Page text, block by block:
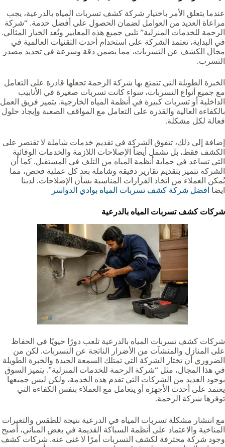
عندما يتعلق الأمر باختيار شركة كشف تسربات المياه بالدرعية، يجب
مراعاة العديد من العوامل لضمان الحصول على أفضل خدمة. “شركة
الرحمة للخدمات المنزلية” تلبي جميع هذه المعايير وتُعد الخيار المثالي.
في البداية، تعتمد الشركة على استخدام أحدث التقنيات العالمية في
مجال الكشف عن التسربات، مما يضمن دقة وسرعة في تحديد مصدر
التسرب.
الخبرة الطويلة التي تتمتع بها شركة الرحمة تجعلها قادرة على التعامل
مع جميع أنواع التسربات، سواء كانت تسربات صغيرة في الأنابيب
الداخلية أو تسربات كبيرة في أنظمة المياه الخارجية. يتميز فريق العمل
بالكفاءة العالية والقدرة على التعامل مع المواقف الصعبة وإيجاد حلول
فعالة لكل مشكلة.
إضافة إلى ذلك، تتفوق الشركة في تقديم خدمات شاملة لا تقتصر على
الكشف فقط، بل تشمل أيضاً الإصلاحات اللازمة والخدمات الوقائية
التي تساعد في حماية أنظمة المياه من التلف في المستقبل. كما أن
الشركة تتميز بتقديم تقارير دقيقة وشاملة بعد كل عملية فحص، مما
يُمكن العملاء من اتخاذ القرارات المناسبة بشأن الإصلاحات. لدينا
ايضا افضل شركة كشف تسربات المياه بوادي الدواسر‏
شركات كشف تسربات المياه بالدرعية
شركات كشف تسربات المياه بالدرعية تلعب دورًا حيويًا في الحفاظ
على المنازل والمنشآت من الأضرار الناتجة عن التسربات. لكن من
الضروري أن تختار الشركة التي تمتلك السمعة الجيدة والخبرة الطويلة
في هذا المجال، مثل “شركة الرحمة للخدمات المنزلية”. يتميز السوق
بوجود العديد من الشركات التي تقدم هذه الخدمة، ولكن ليس جميعها
يعتمد على أحدث الأجهزة أو يتعامل مع العملاء بنفس الكفاءة التي
توفرها شركة الرحمة.
مع انتشار مشكلة تسربات المياه في الدرعية نتيجة للطقس والتغيرات
المناخية والاعتماد على أنظمة السباكة القديمة في بعض المباني، أصبح
وجود شركة محترفة لكشف التسربات أمرًا لا غنى عنه. شركات كشف